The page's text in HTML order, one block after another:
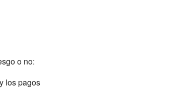
o no:
los pagos